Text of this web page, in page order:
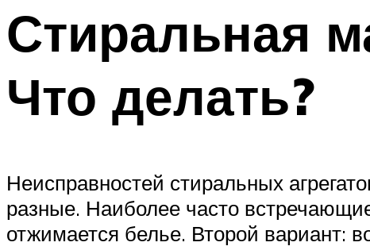
Стиральная
Что делать?
Неисправностей стиральных
разные. Наиболее часто
отжимается белье. Второй вариант: